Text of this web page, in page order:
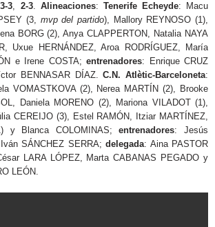
3-3, 2-3. Alineaciones: Tenerife Echeyde: Macu
(3, mvp del partido), Mallory REYNOSO (1),
BORG (2), Anya CLAPPERTON, Natalia NAYA
Uxue HERNÁNDEZ, Aroa RODRÍGUEZ, María
e Irene COSTA; entrenadores: Enrique CRUZ
BENNASAR DÍAZ.C.N. Atlètic-Barceloneta:
VOMASTKOVA (2), Nerea MARTÍN (2), Brooke
Daniela MORENO (2), Mariona VILADOT (1),
CEREIJO (3), Estel RAMÓN, Itziar MARTÍNEZ,
y Blanca COLOMINAS;entrenadores: Jesús
SÁNCHEZ SERRA; delegada: Aina PASTOR
LARA LÓPEZ, Marta CABANAS PEGADO y
LEÓN.